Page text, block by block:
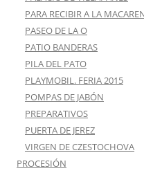
PARA RECIBIR A LA
PASEO DE LA O
PATIO BANDERAS
PILA DEL PATO
PLAYMOBIL. FERIA 2015
POMPAS DE JABÓN
PREPARATIVOS
PUERTA DE JEREZ
VIRGEN DE CZESTOCHOVA
PROCESIÓN